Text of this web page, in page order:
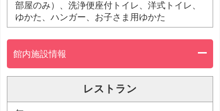
部屋のみ）、洗浄便座付トイレ、洋式トイレ、
ゆかた、ハンガー、お子さま用ゆかた
館内施設情報
レストラン